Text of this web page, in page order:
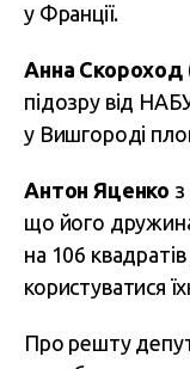
у Франції.
Анна Скороход
підозру від
у Вишгороді
Антон Яценко
що його
на 106
користуватися
Про решту